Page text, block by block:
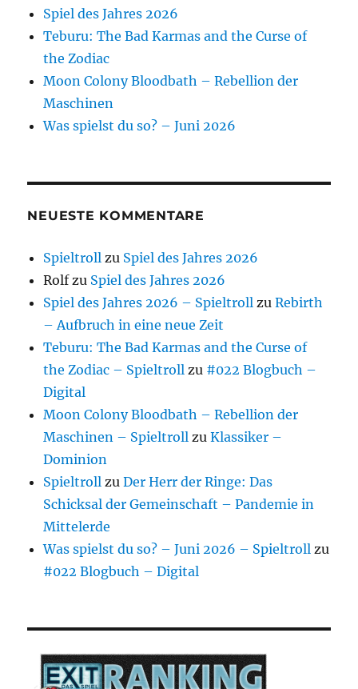
Spiel des Jahres 2026
Teburu: The Bad Karmas and the Curse of
the Zodiac
Moon Colony Bloodbath – Rebellion der
Maschinen
Was spielst du so? – Juni 2026
NEUESTE KOMMENTARE
Spieltroll zu Spiel des Jahres 2026
Rolfzu Spiel des Jahres 2026
Spiel des Jahres 2026 – Spieltroll zuRebirth
– Aufbruch in eine neue Zeit
Teburu: The Bad Karmas and the Curse of
the Zodiac – Spieltroll zu #022 Blogbuch –
Digital
Moon Colony Bloodbath – Rebellion der
Maschinen – Spieltroll zuKlassiker –
Dominion
Spieltroll zuDer Herr der Ringe: Das
Schicksal der Gemeinschaft – Pandemie in
Mittelerde
Was spielst du so? – Juni 2026 – Spieltroll zu
#022 Blogbuch – Digital